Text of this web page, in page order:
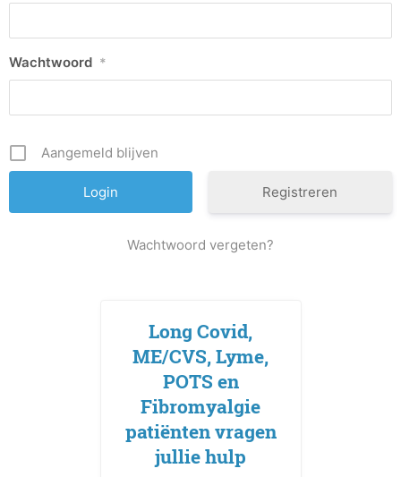
Wachtwoord *
Aangemeld blijven
Registreren
Wachtwoord vergeten?
Long Covid,
ME/CVS, Lyme,
POTS en
Fibromyalgie
patiënten vragen
jullie hulp